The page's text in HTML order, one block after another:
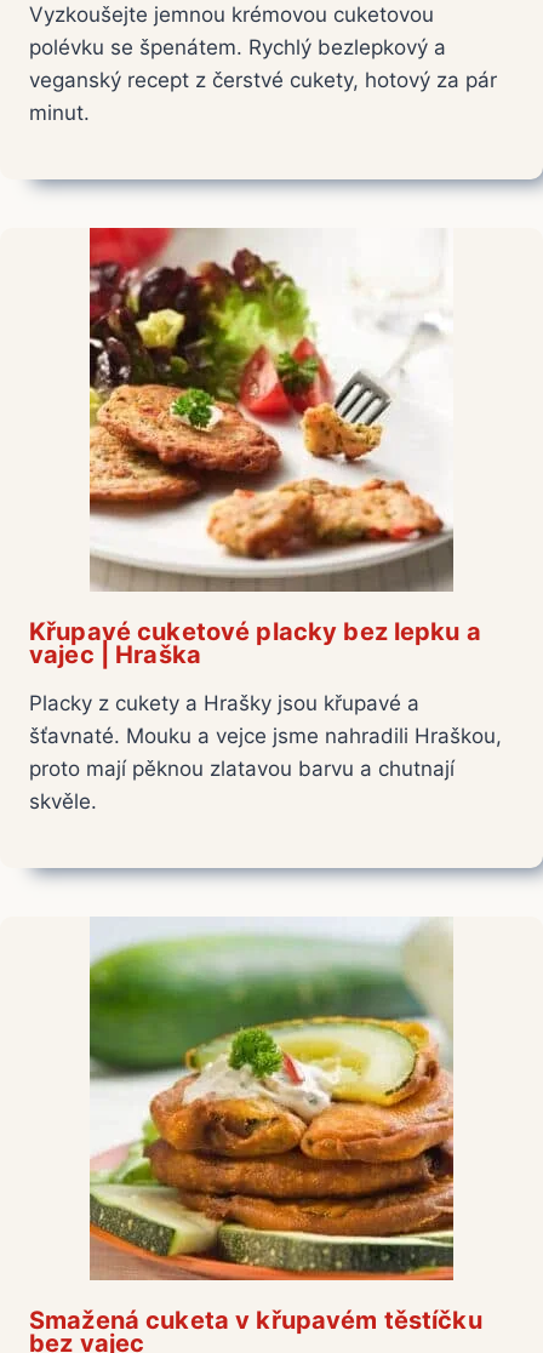
Vyzkoušejte jemnou krémovou cuketovou
polévku se špenátem. Rychlý bezlepkový a
veganský recept z čerstvé cukety, hotový za pár
minut.
Křupavé cuketové placky bez lepku a
vajec | Hraška
Placky z cukety a Hrašky jsou křupavé a
šťavnaté. Mouku a vejce jsme nahradili Hraškou,
proto mají pěknou zlatavou barvu a chutnají
skvěle.
Smažená cuketa v křupavém těstíčku
bez vajec